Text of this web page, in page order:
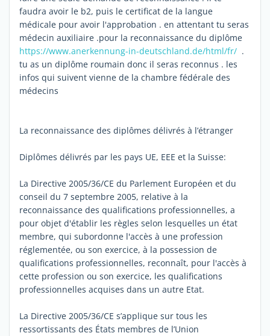
faudra avoir le b2, puis le certificat de la langue
médicale pour avoir l'approbation . en attentant tu seras
médecin auxiliaire .pour la reconnaissance du diplôme
https://www.anerkennung-in-deutschland.de/html/fr/ .
tu as un diplôme roumain donc il seras reconnus . les
infos qui suivent vienne de la chambre fédérale des
médecins
La reconnaissance des diplômes délivrés à l’étranger
Diplômes délivrés par les pays UE, EEE et la Suisse:
La Directive 2005/36/CE du Parlement Européen et du
conseil du 7 septembre 2005, relative à la
reconnaissance des qualifications professionnelles, a
pour objet d'établir les règles selon lesquelles un état
membre, qui subordonne l'accès à une profession
réglementée, ou son exercice, à la possession de
qualifications professionnelles, reconnaît, pour l'accès à
cette profession ou son exercice, les qualifications
professionnelles acquises dans un autre Etat.
La Directive 2005/36/CE s’applique sur tous les
ressortissants des États membres de l’Union